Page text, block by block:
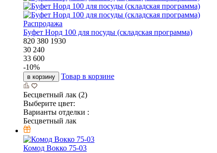
Распродажа
Буфет Норд 100 для посуды (складская программа)
820 380 1930
30 240
33 600
-10%
в корзину Товар в корзине
Бесцветный лак (2)
Выберите цвет:
Варианты отделки :
Бесцветный лак
Комод Вокко 75-03